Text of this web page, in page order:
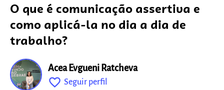
O que é comunicação assertiva e
como aplicá-la no dia a dia de
trabalho?
Acea Evgueni Ratcheva
favorite_outline Seguir perfil